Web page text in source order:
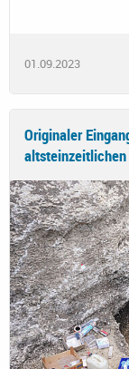
01.09.2023
Originaler